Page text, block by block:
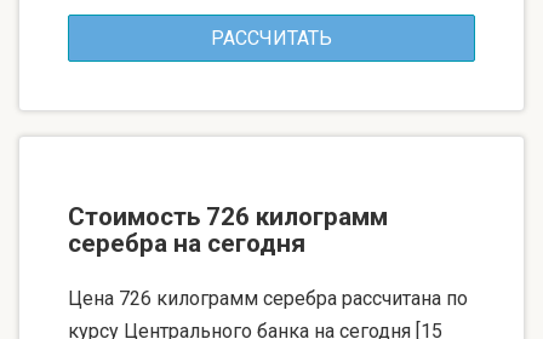
Стоимость 726 килограмм
серебра на сегодня
Цена 726 килограмм серебра рассчитана по
курсу Центрального банка на сегодня [15